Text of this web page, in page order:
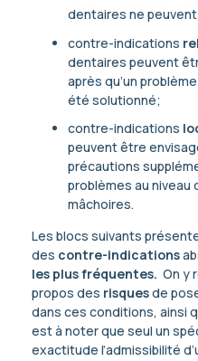
dentaires ne
contre-indications
dentaires peuvent
après qu’un
été solutionné;
contre-indications
peuvent être
précautions
problèmes au niveau
mâchoires.
Les blocs suivants
des contre-indications
les plus fréquentes. On y
propos des risquesde
dans ces conditions, ainsi
est à noter que seul un
exactitude l’admissibilité